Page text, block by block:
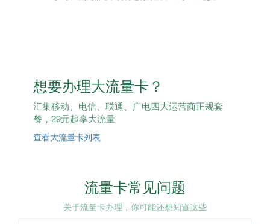
想要办理大流量卡？
汇集移动、电信、联通、广电四大运营商正规套
餐，29元起享大流量
查看大流量卡列表
流量卡常见问题
关于流量卡办理，你可能还想知道这些